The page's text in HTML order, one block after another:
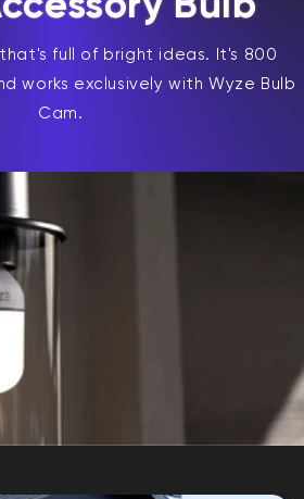
full of bright ideas. It's 800
works exclusively with Wyze Bulb
Cam.